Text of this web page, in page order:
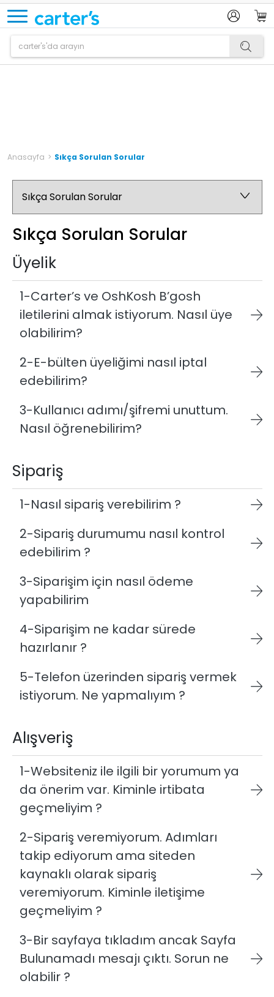
Anasayfa > Sıkça Sorulan Sorular
Sıkça Sorulan Sorular
Üyelik
1-Carter’s ve OshKosh B’gosh
iletilerini almak istiyorum. Nasıl üye
olabilirim?
2-E-bülten üyeliğimi nasıl iptal
edebilirim?
3-Kullanıcı adımı/şifremi unuttum.
Nasıl öğrenebilirim?
Sipariş
1-Nasıl sipariş verebilirim ?
2-Sipariş durumumu nasıl kontrol
edebilirim ?
3-Siparişim için nasıl ödeme
yapabilirim
4-Siparişim ne kadar sürede
hazırlanır ?
5-Telefon üzerinden sipariş vermek
istiyorum. Ne yapmalıyım ?
Alışveriş
1-Websiteniz ile ilgili bir yorumum ya
da önerim var. Kiminle irtibata
geçmeliyim ?
2-Sipariş veremiyorum. Adımları
takip ediyorum ama siteden
kaynaklı olarak sipariş
veremiyorum. Kiminle iletişime
geçmeliyim ?
3-Bir sayfaya tıkladım ancak Sayfa
Bulunamadı mesajı çıktı. Sorun ne
olabilir ?